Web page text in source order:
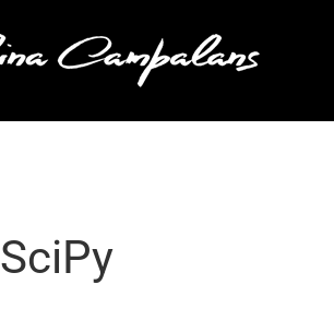
SciPy